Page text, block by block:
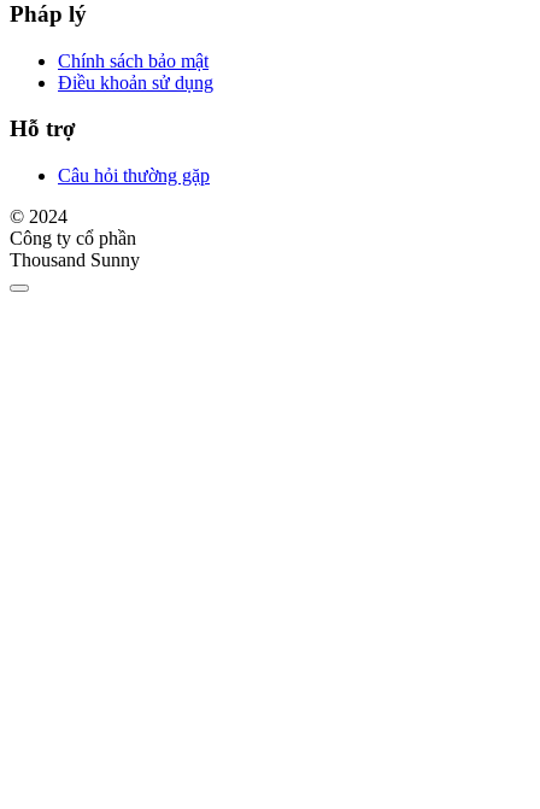
Pháp lý
Chính sách bảo mật
Điều khoản sử dụng
Hỗ trợ
Câu hỏi thường gặp
© 2024
Công ty cổ phần
Thousand Sunny